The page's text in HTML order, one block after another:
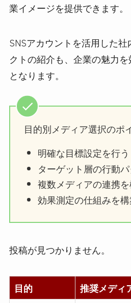
業イメージを提供できます。
SNSアカウントを活用した
クトの紹介も、企業の魅力
となります。
目的別メディア選択のポ
明確な目標設定を行う
ターゲット層の行動
複数メディアの連携
効果測定の仕組みを
投稿が見つかりません。
目的 推奨メディ